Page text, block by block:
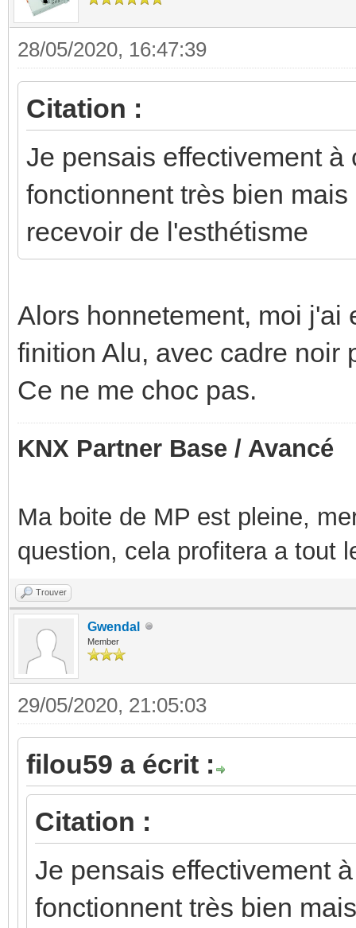
28/05/2020, 16:47:39
Citation :
Je pensais effectivement
fonctionnent très bien
recevoir de l'esthétisme
Alors honnetement, moi j'ai
finition Alu, avec cadre noir
Ce ne me choc pas.
KNX Partner Base / Avancé
Ma boite de MP est pleine,
question, cela profitera a tout
Trouver
Gwendal
Member
29/05/2020, 21:05:03
filou59 a écrit :
Citation :
Je pensais effectivement
fonctionnent très bien